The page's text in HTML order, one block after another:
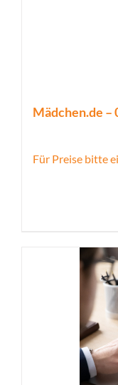
Mädchen.de –
Für Preise bitte